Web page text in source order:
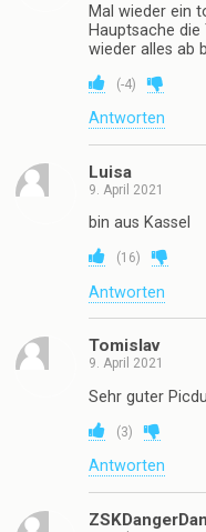
Mal wieder ein
Hauptsache
wieder alles ab
(-4)
Antworten
Luisa
9. April 2021
bin aus Kassel
(16)
Antworten
Tomislav
9. April 2021
Sehr guter
(3)
Antworten
ZSKDangerDan